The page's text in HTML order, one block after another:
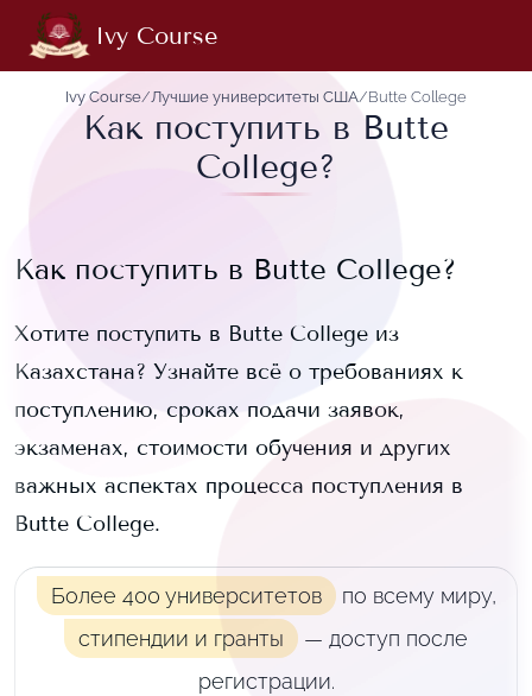
Ivy Course
Ivy Course/Лучшие университеты США/Butte College
Как поступить в Butte
College?
Как поступить в Butte College?
Хотите поступить в Butte College из
Казахстана? Узнайте всё о требованиях к
поступлению, сроках подачи заявок,
экзаменах, стоимости обучения и других
важных аспектах процесса поступления в
Butte College.
Более 400 университетов по всему миру,
стипендии и гранты
— доступ после
регистрации.